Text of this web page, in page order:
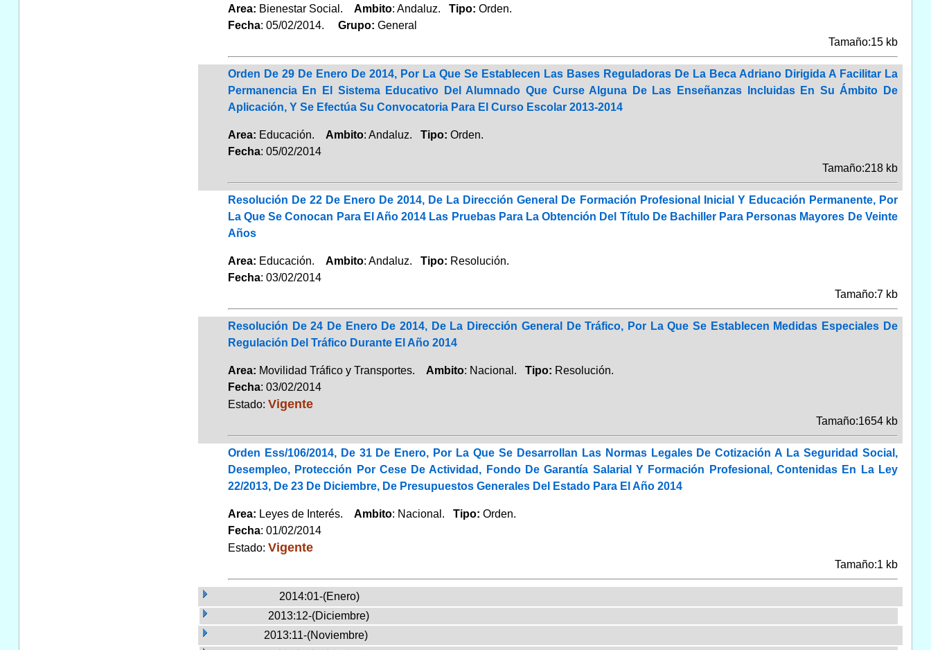
Area: Bienestar Social. Ambito: Andaluz. Tipo: Orden.
Fecha: 05/02/2014. Grupo: General
Tamaño:15 kb
Orden De 29 De Enero De 2014, Por La Que Se Establecen Las Bases Reguladoras De La Beca Adriano Dirigida A Facilitar La
Permanencia En El Sistema Educativo Del Alumnado Que Curse Alguna De Las Enseñanzas Incluidas En Su Ámbito De
Aplicación, Y Se Efectúa Su Convocatoria Para El Curso Escolar 2013-2014
Area: Educación. Ambito: Andaluz. Tipo: Orden.
Fecha: 05/02/2014
Tamaño:218 kb
Resolución De 22 De Enero De 2014, De La Dirección General De Formación Profesional Inicial Y Educación Permanente, Por
La Que Se Conocan Para El Año 2014 Las Pruebas Para La Obtención Del Título De Bachiller Para Personas Mayores De Veinte
Años
Area: Educación. Ambito: Andaluz. Tipo: Resolución.
Fecha: 03/02/2014
Tamaño:7 kb
Resolución De 24 De Enero De 2014, De La Dirección General De Tráfico, Por La Que Se Establecen Medidas Especiales De
Regulación Del Tráfico Durante El Año 2014
Area: Movilidad Tráfico y Transportes. Ambito: Nacional. Tipo: Resolución.
Fecha: 03/02/2014
Estado: Vigente
Tamaño:1654 kb
Orden Ess/106/2014, De 31 De Enero, Por La Que Se Desarrollan Las Normas Legales De Cotización A La Seguridad Social,
Desempleo, Protección Por Cese De Actividad, Fondo De Garantía Salarial Y Formación Profesional, Contenidas En La Ley
22/2013, De 23 De Diciembre, De Presupuestos Generales Del Estado Para El Año 2014
Area: Leyes de Interés. Ambito: Nacional. Tipo: Orden.
Fecha: 01/02/2014
Estado: Vigente
Tamaño:1 kb
2014:01-(Enero)
2013:12-(Diciembre)
2013:11-(Noviembre)